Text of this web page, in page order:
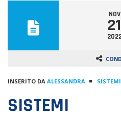
NOV
21
INSERITO DA ALESSANDRA
SISTEMI